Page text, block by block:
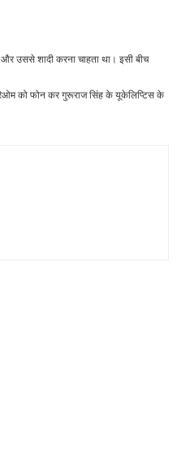
उससे शादी करना चाहता था। इसी बीच
को फोन कर गुरूराज सिंह के यूकेलिप्टिस के